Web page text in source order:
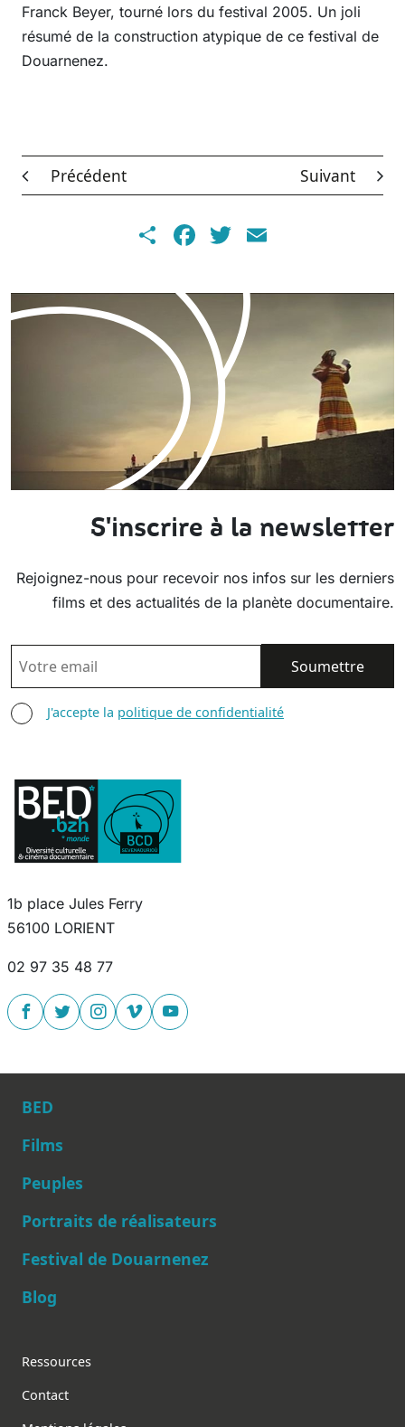
Franck Beyer, tourné lors du festival 2005. Un joli
résumé de la construction atypique de ce festival de
Douarnenez.
Précédent Suivant
ShareFacebook
Twitter
S'inscrire à la newsletter
Rejoignez-nous pour recevoir nos infos sur les derniers
films et des actualités de la planète documentaire.
EMAIL
AGREE TERMS
J'accepte la politique de confidentialité
1b place Jules Ferry
56100 LORIENT
02 97 35 48 77
Main navigation
BED
Films
Peuples
Portraits de réalisateurs
Festival de Douarnenez
Blog
Footer
Ressources
Contact